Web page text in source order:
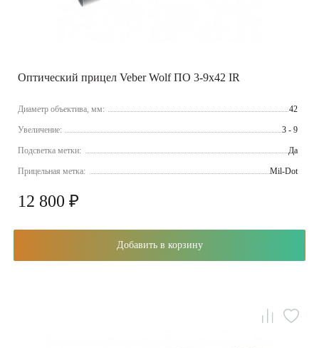
Оптический прицел Veber Wolf ПО 3-9х42 IR
Диаметр объектива, мм: 42
Увеличение: 3 - 9
Подсветка метки: Да
Прицельная метка: Mil-Dot
12 800 ₽
Добавить в корзину